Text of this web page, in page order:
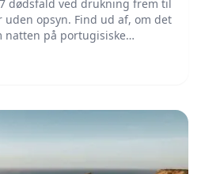
dødsfald ved drukning frem til
uden opsyn. Find ud af, om det
natten på portugisiske